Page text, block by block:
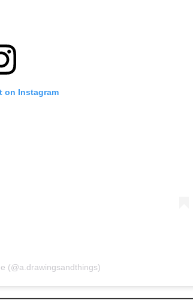
on Instagram
(@a.drawingsandthings)